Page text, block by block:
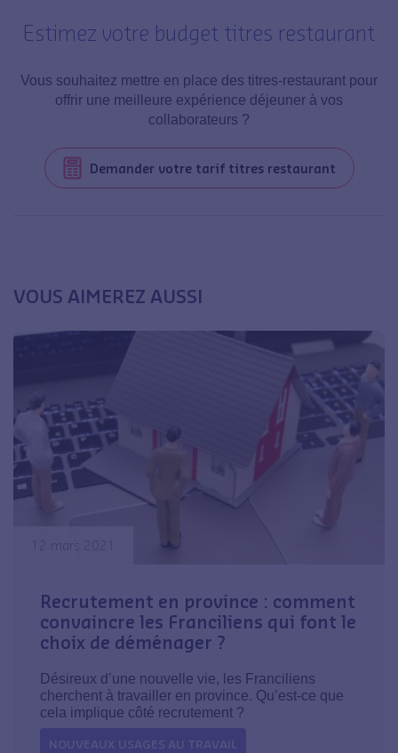
Estimez votre budget titres restaurant
Vous souhaitez mettre en place des titres-restaurant pour
offrir une meilleure expérience déjeuner à vos
collaborateurs ?
Demander votre tarif titres restaurant
VOUS AIMEREZ AUSSI
Recrutement en province : comment
convaincre les Franciliens qui font le
choix de déménager ?
Désireux d’une nouvelle vie, les Franciliens
cherchent à travailler en province. Qu’est-ce que
cela implique côté recrutement ?
NOUVEAUX USAGES AU TRAVAIL